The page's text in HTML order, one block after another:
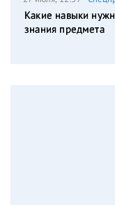
Какие навыки
знания предмета